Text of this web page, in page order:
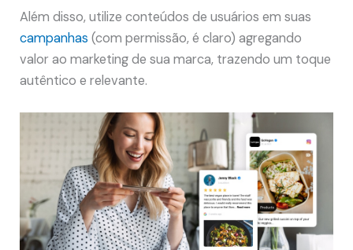
Além disso, utilize conteúdos de usuários em suas
campanhas(com permissão, é claro) agregando
valor ao marketing de sua marca, trazendo um toque
autêntico e relevante.